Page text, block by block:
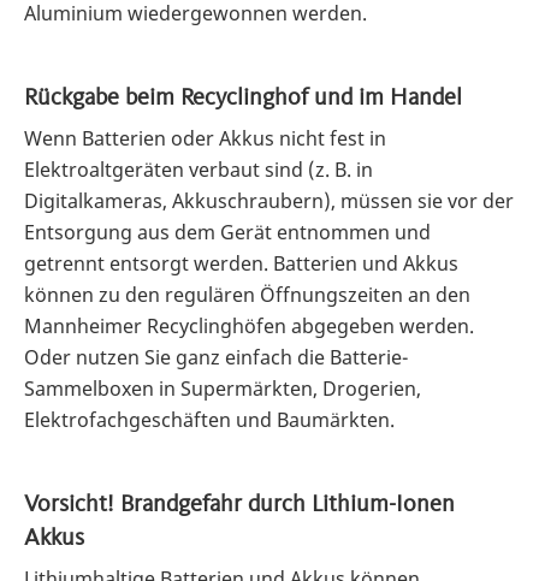
Aluminium wiedergewonnen werden.
Rückgabe beim Recyclinghof und im Handel
Wenn Batterien oder Akkus nicht fest in
Elektroaltgeräten verbaut sind (z. B. in
Digitalkameras, Akkuschraubern), müssen sie vor der
Entsorgung aus dem Gerät entnommen und
getrennt entsorgt werden. Batterien und Akkus
können zu den regulären Öffnungszeiten an den
Mannheimer Recyclinghöfen abgegeben werden.
Oder nutzen Sie ganz einfach die Batterie-
Sammelboxen in Supermärkten, Drogerien,
Elektrofachgeschäften und Baumärkten.
Vorsicht! Brandgefahr durch Lithium-Ionen
Akkus